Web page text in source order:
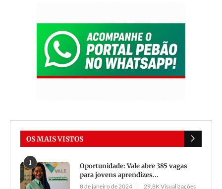
OS MAIS VISTOS
1
Oportunidade: Vale abre 385 vagas
para jovens aprendizes...
8 de janeiro de 2024 29,8K Visualizações